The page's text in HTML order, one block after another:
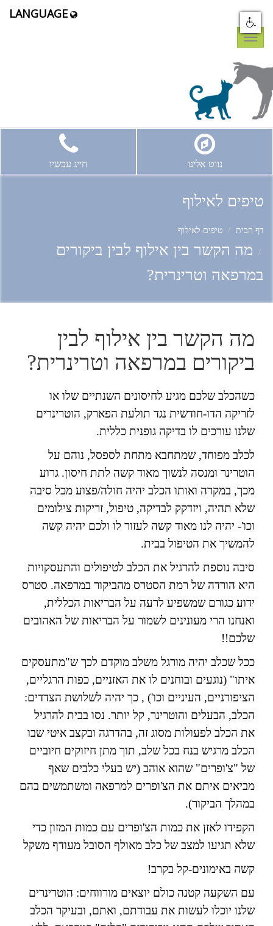
LANGUAGE
Toggle
נווט אלינו חייג עכשיו
טיפים לאילוף
דף הבית טיפים לאילוף
מה הקשר בין אילוף לבין ביקורים
במרפאה וטרינרית?
מה הקשר בין אילוף לבין
ביקורים במרפאה וטרינרית?
כשהכלב שלכם מגיע לחיסונים השנתיים שלו או
לזריקה הדו-חודשית נגד תולעת הפארק, הוטרינרים
שלנו עורכים לו בדיקה גופנית כללית.
לכלב מפוחד, שמתחבא מתחת לספסל, נוהם על
הוטרינר ומנסה לנשוך מאוד קשה לתת חיסון. גרוע
מכך, במקרה ואותו הכלב יהיה חולה/פצוע מכל סיבה
שלא תהיה, ויזדקק לבדיקה, טיפול, זריקות צילומים
וכו'- יהיה לנו מאוד קשה לעזור לו ולכם יהיה קשה
להמשיך את הטיפול בבית.
סיבה נוספת להרגיל את הכלב לטיפולים והתעסקויות
היא הורדה של רמת הסטרס מהביקור במרפאה. סטרס
ידוע כגורם שמשפיע לרעה על הבריאות הכללית,
ואנחנו הרי מעונינים לשמור על הבריאות של האהובים
שלכם!!
ככל שכלב יהיה מורגל משלב מוקדם לכך ש"מתעסקים
איתו" (נוגעים ובוחנים לו את האזניים, כפות הרגליים,
הציפורניים, העיניים וכו') , כך יהיה לשלושת הצדדים:
הכלב, הבעלים והוטרינר, קל יותר. נסו בבית להרגיל
את הכלב לפעולות מסוג זה, בהדרגה ובקצב איטי שבו
הכלב מרגיש בנח בכל שלב, תוך מתן חיזוקים חיוביים
של "צ'ופרים" שהוא אוהב (יש בעלי כלבים שאף
מביאים איתם את הצ'ופרים למרפאה ומשתמשים בהם
במהלך הביקור).
הקפידו לאזן את כמות הצ'ופרים עם כמות המזון כדי
שלא תגיעו למצב של כלב מאולף הסובל מעודף משקל
קשה באימונים-קל בקרב!
עם השקעה קטנה כולם יוצאים מורווחים: הוטרינרים
שלנו יוכלו לעשות את עבודתם, ואתם, ובעיקר הכלב